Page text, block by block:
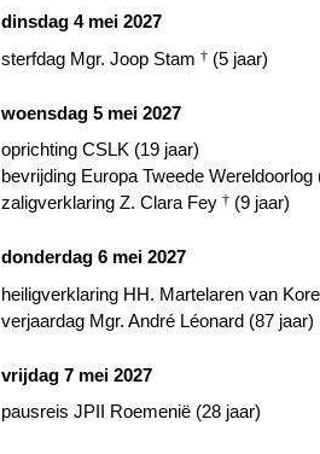
dinsdag 4 mei 2027
sterfdag Mgr. Joop Stam † (5 jaar)
woensdag 5 mei 2027
oprichting CSLK (19 jaar)
bevrijding Europa Tweede Wereldoorlog
zaligverklaring Z. Clara Fey † (9 jaar)
donderdag 6 mei 2027
heiligverklaring HH. Martelaren van
verjaardag Mgr. André Léonard (87 jaar)
vrijdag 7 mei 2027
pausreis JPII Roemenië (28 jaar)